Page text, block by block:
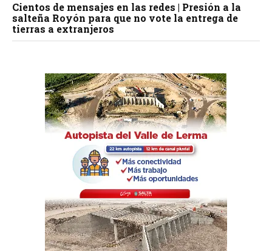
Cientos de mensajes en las redes | Presión a la
salteña Royón para que no vote la entrega de
tierras a extranjeros